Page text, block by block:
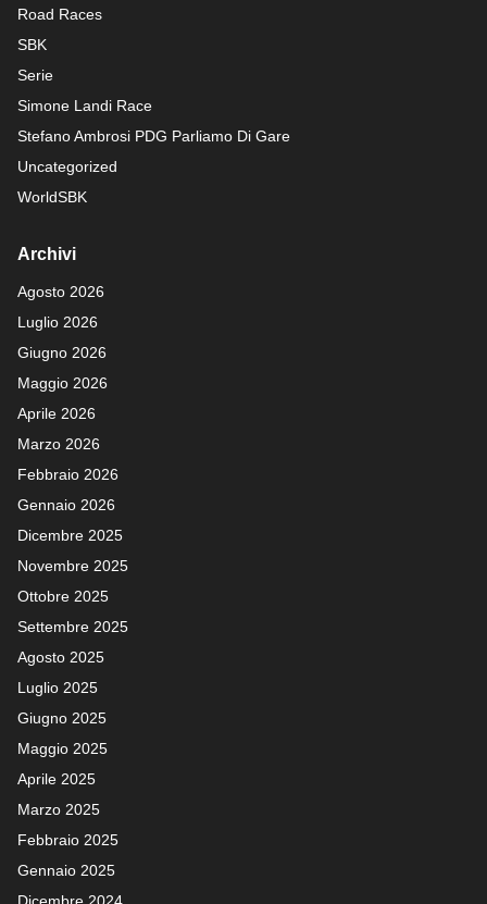
Road Races
SBK
Serie
Simone Landi Race
Stefano Ambrosi PDG Parliamo Di Gare
Uncategorized
WorldSBK
Archivi
Agosto 2026
Luglio 2026
Giugno 2026
Maggio 2026
Aprile 2026
Marzo 2026
Febbraio 2026
Gennaio 2026
Dicembre 2025
Novembre 2025
Ottobre 2025
Settembre 2025
Agosto 2025
Luglio 2025
Giugno 2025
Maggio 2025
Aprile 2025
Marzo 2025
Febbraio 2025
Gennaio 2025